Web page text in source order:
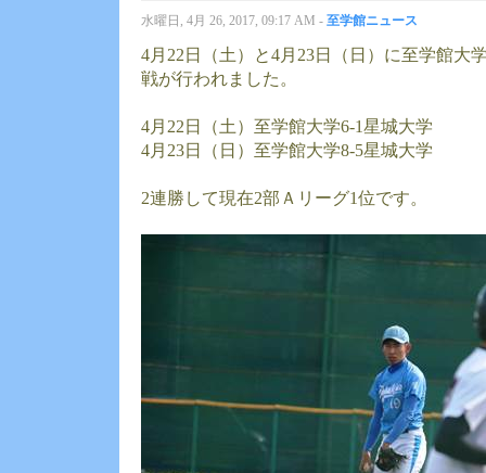
水曜日, 4月 26, 2017, 09:17 AM - 至学館ニュース
4月22日（土）と4月23日（日）に至学館大
戦が行われました。
4月22日（土）至学館大学6-1星城大学
4月23日（日）至学館大学8-5星城大学
2連勝して現在2部Ａリーグ1位です。